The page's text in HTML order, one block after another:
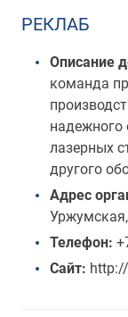
РЕКЛАБ
Описание
команда
надежного
лазерных
другого
Адрес
Телефон:
Сайт: